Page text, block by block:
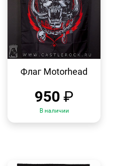
ПРОСМОТР
Флаг Motorhead
950 ₽
В наличии